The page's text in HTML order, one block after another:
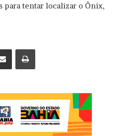
para tentar localizar o Ônix,